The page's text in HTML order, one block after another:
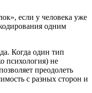
если у человека уже
одним
Когда один тип
психология) не
преодолеть
с разных сторон и